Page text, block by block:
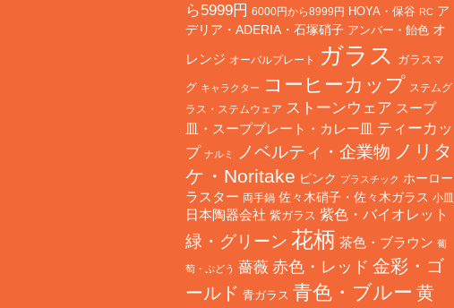
ら5999円 6000円から8999円 HOYA・保谷 RC ア
デリア・ADERIA・石塚硝子 アンバー・飴色 オ
レンジ オーバルプレート ガラス ガラスマ
グ キャラクター コーヒーカップ ステムグ
ラス・ステムウェア ストーンウェア スープ
皿・スーププレート・カレー皿 ティーカッ
プ ナルミ ノベルティ・企業物 ノリタ
ケ・Noritake ピンク プラスチック ホーロー
ラスター 両手鍋 佐々木硝子・佐々木ガラス 小皿
日本陶器会社 紫ガラス 紫色・バイオレット
緑・グリーン 花柄 茶色・ブラウン 葡
萄・ぶどう 薔薇 赤色・レッド 金彩・ゴ
ールド 青ガラス 青色・ブルー 黄